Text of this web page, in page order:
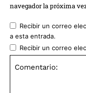
navegador la próxima
Recibir un correo
a esta entrada.
Recibir un correo